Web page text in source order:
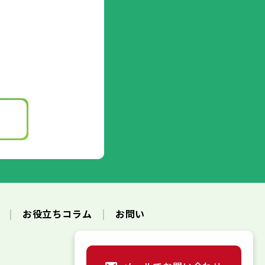
お役立ちコラム お問い